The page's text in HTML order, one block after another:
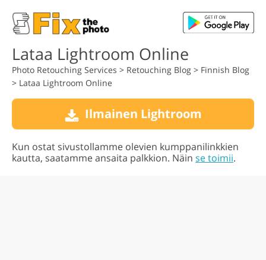
Lataa Lightroom Online
Photo Retouching Services > Retouching Blog > Finnish Blog
> Lataa Lightroom Online
Ilmainen Lightroom
Kun ostat sivustollamme olevien kumppanilinkkien
kautta, saatamme ansaita palkkion. Näin se toimii.